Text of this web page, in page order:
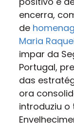
encerra,
de
Maria
impar da
Portugal,
das
ora
introduziu o